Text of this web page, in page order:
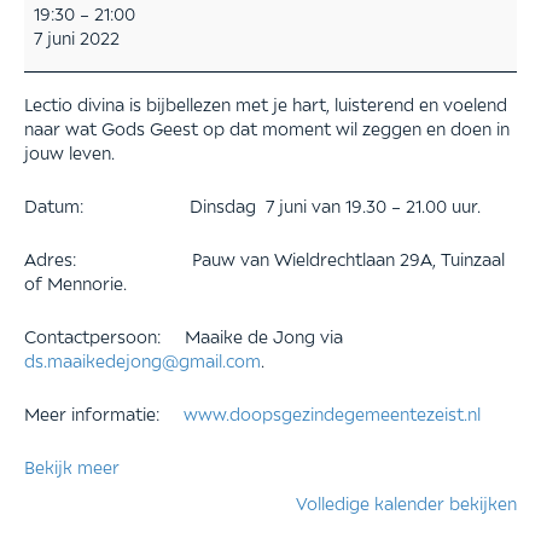
divina:
Bijbellezen
met
je
hart
19:30 – 21:00
7 juni 2022
Lectio divina is bijbellezen met je hart, luisterend en voelend
naar wat Gods Geest op dat moment wil zeggen en doen in
jouw leven.
Datum: Dinsdag 7 juni van 19.30 – 21.00 uur.
Adres: Pauw van Wieldrechtlaan 29A, Tuinzaal
of Mennorie.
Contactpersoon: Maaike de Jong via
ds.maaikedejong@gmail.com.
Meer informatie: www.doopsgezindegemeentezeist.nl
Bekijk meer
Volledige kalender bekijken